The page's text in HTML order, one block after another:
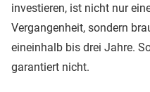
investieren, ist nicht nur
Vergangenheit, sondern
eineinhalb bis drei Jahre.
garantiert nicht.